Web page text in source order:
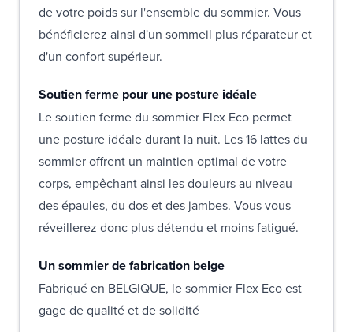
de votre poids sur l'ensemble du sommier. Vous
bénéficierez ainsi d'un sommeil plus réparateur et
d'un confort supérieur.
Soutien ferme pour une posture idéale
Le soutien ferme du sommier Flex Eco permet
une posture idéale durant la nuit. Les 16 lattes du
sommier offrent un maintien optimal de votre
corps, empêchant ainsi les douleurs au niveau
des épaules, du dos et des jambes. Vous vous
réveillerez donc plus détendu et moins fatigué.
Un sommier de fabrication belge
Fabriqué en BELGIQUE, le sommier Flex Eco est
gage de qualité et de solidité